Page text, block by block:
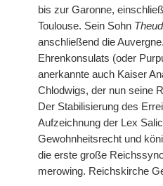
bis zur Garonne,
Toulouse. Sein Sohn
anschließend die
Ehrenkonsulats (oder
anerkannte auch Kaiser
Chlodwigs, der nun seine
Der Stabilisierung des
Aufzeichnung der Lex
Gewohnheitsrecht und
die erste große
merowing. Reichskirche